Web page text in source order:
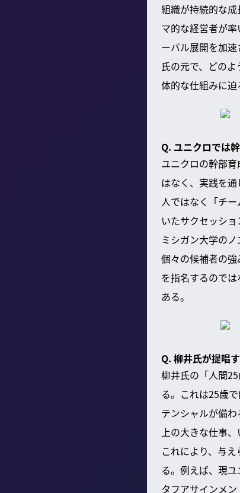
組織が持続的な
マ的な経営者が
ーバル展開を加
氏の元で、どの
体的な仕組みに迫
Q. ユニクロでは
ユニクロの幹部
はなく、実践を
人ではなく「チ
いたサクセッシ
ミシガン大学の
個々の候補者の
を指名するので
ある。
Q. 柳井氏が提唱
柳井氏の「人間
る。これは25歳
テンシャルが備
上の大きな仕事
これにより、与
る。例えば、現
タフアサインメ